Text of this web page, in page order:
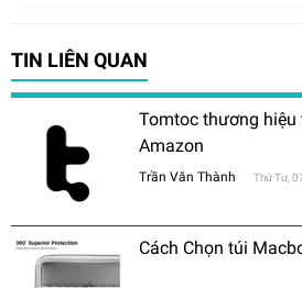
TIN LIÊN QUAN
Tomtoc thương
Amazon
Trần Văn Thành Thứ Tư,
Cách Chọn túi